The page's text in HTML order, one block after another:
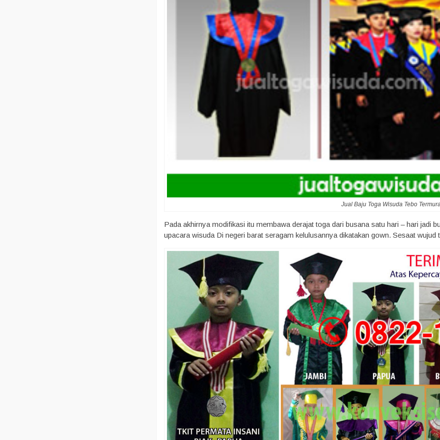
Jual Baju Toga Wisuda Tebo
Pada akhirnya modifikasi itu membawa derajat toga dari busana satu hari – hari jadi
upacara wisuda Di negeri barat seragam kelulusannya dikatakan gown. Sesaat